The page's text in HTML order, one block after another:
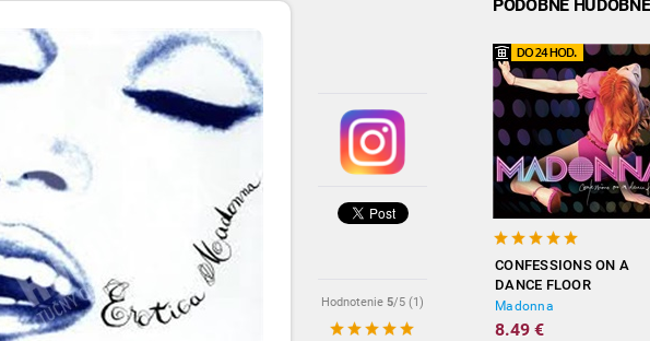
Hodnotenie 5/5 (1)
PODOBNÉ
CONFESSIONS ON A
DANCE FLOOR
Madonna
8.49 €